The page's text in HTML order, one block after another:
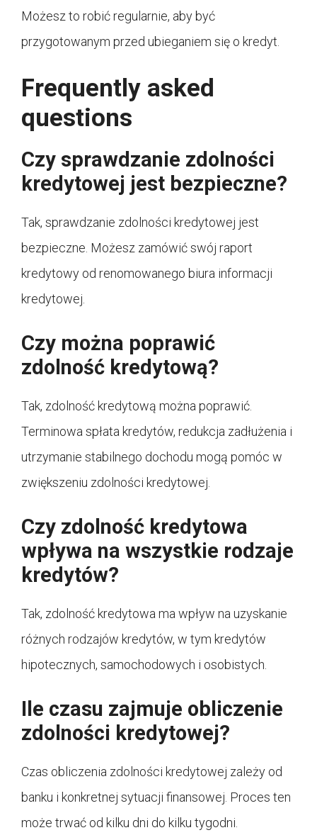
Możesz to robić regularnie, aby być
przygotowanym przed ubieganiem się o kredyt.
Frequently asked
questions
Czy sprawdzanie zdolności
kredytowej jest bezpieczne?
Tak, sprawdzanie zdolności kredytowej jest
bezpieczne. Możesz zamówić swój raport
kredytowy od renomowanego biura informacji
kredytowej.
Czy można poprawić
zdolność kredytową?
Tak, zdolność kredytową można poprawić.
Terminowa spłata kredytów, redukcja zadłużenia i
utrzymanie stabilnego dochodu mogą pomóc w
zwiększeniu zdolności kredytowej.
Czy zdolność kredytowa
wpływa na wszystkie rodzaje
kredytów?
Tak, zdolność kredytowa ma wpływ na uzyskanie
różnych rodzajów kredytów, w tym kredytów
hipotecznych, samochodowych i osobistych.
Ile czasu zajmuje obliczenie
zdolności kredytowej?
Czas obliczenia zdolności kredytowej zależy od
banku i konkretnej sytuacji finansowej. Proces ten
może trwać od kilku dni do kilku tygodni.